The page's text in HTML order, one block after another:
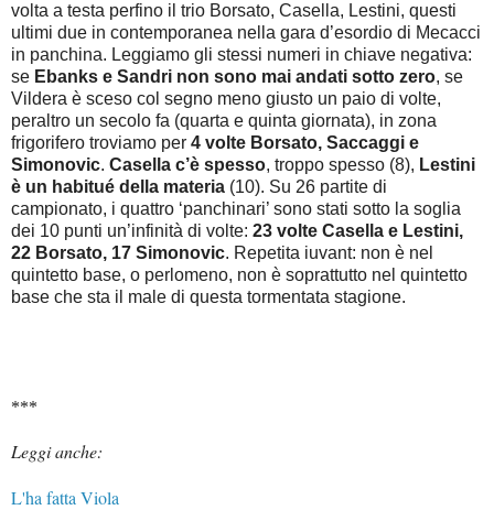
volta a testa perfino il trio Borsato, Casella, Lestini, questi
ultimi due in contemporanea nella gara d’esordio di Mecacci
in panchina. Leggiamo gli stessi numeri in chiave negativa:
se Ebanks e Sandri non sono mai andati sotto zero, se
Vildera è sceso col segno meno giusto un paio di volte,
peraltro un secolo fa (quarta e quinta giornata), in zona
frigorifero troviamo per 4 volte Borsato, Saccaggi e
Simonovic. Casella c’è spesso, troppo spesso (8), Lestini
è un habitué della materia (10). Su 26 partite di
campionato, i quattro ‘panchinari’ sono stati sotto la soglia
dei 10 punti un’infinità di volte: 23 volte Casella e Lestini,
22 Borsato, 17 Simonovic. Repetita iuvant: non è nel
quintetto base, o perlomeno, non è soprattutto nel quintetto
base che sta il male di questa tormentata stagione.
***
Leggi anche:
L'ha fatta Viola